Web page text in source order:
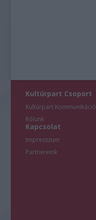
Kultúrpart Csoport
Kultúrpart Kommunikáció
Rólunk
Kapcsolat
Impresszum
Partnereink